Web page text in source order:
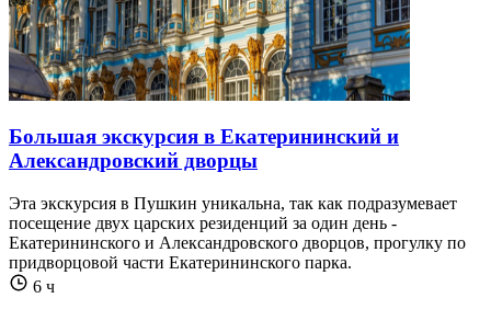
Большая экскурсия в Екатерининский и
Александровский дворцы
Эта экскурсия в Пушкин уникальна, так как подразумевает
посещение двух царских резиденций за один день -
Екатерининского и Александровского дворцов, прогулку по
придворцовой части Екатерининского парка.
6 ч